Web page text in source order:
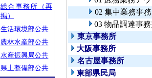
総合事務所（再
掲）
生活環境部公共
農林水産部公共
水産振興局公共
県土整備部公共
02 集中業務事
03 物品調達事
東京事務所
大阪事務所
名古屋事務所
東部県民局